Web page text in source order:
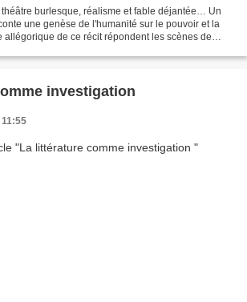
burlesque, réalisme et fable déjantée… Un
une genèse de l'humanité sur le pouvoir et la
allégorique de ce récit répondent les scènes de
investigation